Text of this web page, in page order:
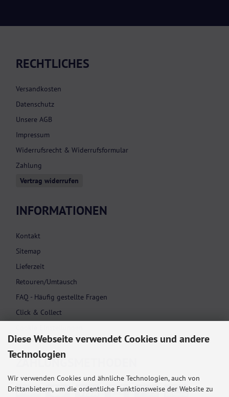
RECHTLICHES
Versandkosten
Datenschutz
Unsere AGB
Impressum
Widerrufsrecht & Widerrufsformular
Zahlung
Vertrag widerrufen
INFORMATIONEN
Kontakt
Sitemap
Lieferzeit
Retouren/Umtausch
FAQ - Häufig gestellte Fragen
Click & Collect
ZAHLUNGS­METHODEN
Diese Webseite verwendet Cookies und andere
Technologien
Wir verwenden Cookies und ähnliche Technologien, auch von
Drittanbietern, um die ordentliche Funktionsweise der Website zu